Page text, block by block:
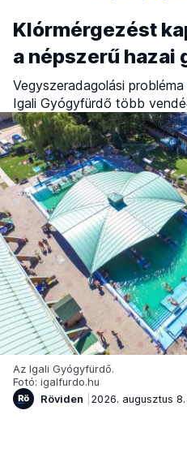
Klórmérgezést
a népszerű hazai
Vegyszeradagolási
Igali Gyógyfürdő több
Az Igali Gyógyfürdő.
Fotó: igalfurdo.hu
Röviden
2026. augusztus 8.